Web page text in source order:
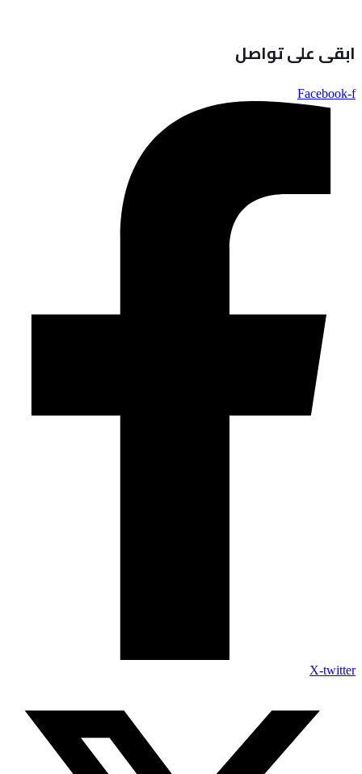
ابقى على تواصل
Facebook-f
X-twitter